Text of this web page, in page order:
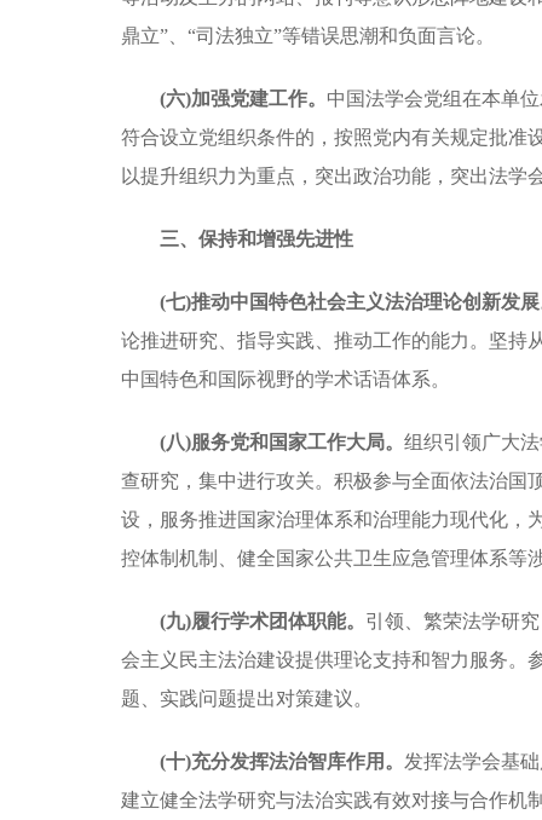
鼎立”、“司法独立”等错误思潮和负面言论。
(六)加强党建工作。 中国法学会党组在本单
符合设立党组织条件的，按照党内有关规定批准
以提升组织力为重点，突出政治功能，突出法
三、保持和增强先进性
(七)推动中国特色社会主义法治理论创新发
论推进研究、指导实践、推动工作的能力。坚持
中国特色和国际视野的学术话语体系。
(八)服务党和国家工作大局。 组织引领广大
查研究，集中进行攻关。积极参与全面依法治国
设，服务推进国家治理体系和治理能力现代化，
控体制机制、健全国家公共卫生应急管理体系等
(九)履行学术团体职能。 引领、繁荣法学研
会主义民主法治建设提供理论支持和智力服务。
题、实践问题提出对策建议。
(十)充分发挥法治智库作用。 发挥法学会基
建立健全法学研究与法治实践有效对接与合作机